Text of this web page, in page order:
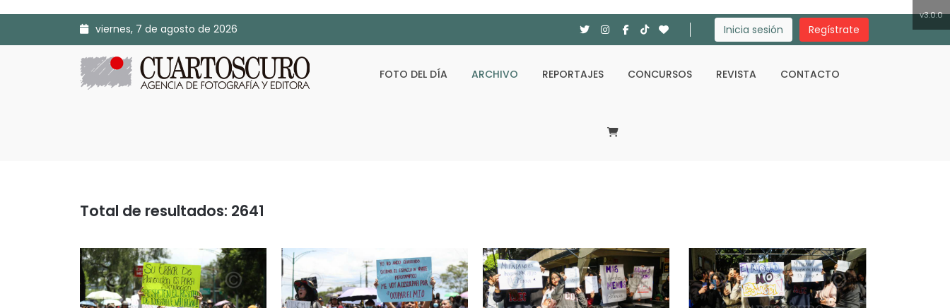
viernes, 7 de agosto de 2026 Inicia sesión Regístrate
FOTO DEL DÍA ARCHIVO REPORTAJES CONCURSOS REVISTA CONTACTO
v3.0.0
Total de resultados: 2641